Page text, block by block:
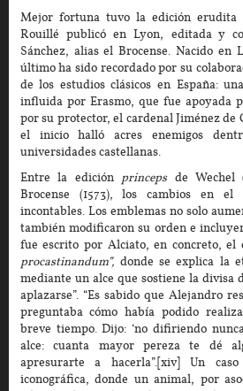
Mejor fortuna tuvo la edición erudita
Rouillé publicó en Lyon, editada y
Sánchez, alias el Brocense. Nacido en
último ha sido recordado por su
de los estudios clásicos en España:
influida por Erasmo, que fue apoyada
por su protector, el cardenal Jiménez de
el inicio halló acres enemigos
universidades castellanas.
Entre la edición princepsde Wechel
Brocense (1573), los cambios en el
incontables. Los emblemas no solo
también modificaron su orden e
fue escrito por Alciato, en concreto, el
procastinandum”, donde se explica la
mediante un alce que sostiene la divisa
aplazarse”. “Es sabido que Alejandro
preguntaba cómo había podido
breve tiempo. Dijo: ‘no difiriendo
alce: cuanta mayor pereza te dé
apresurarte a hacerla”.[xiv] Un
iconográfica, donde un animal, por